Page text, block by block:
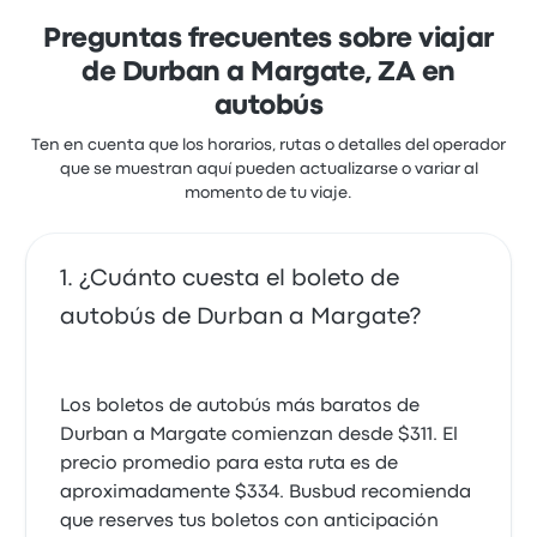
este viaje comienzan en $493
Preguntas frecuentes sobre viajar
de Durban a Margate, ZA en
autobús
Ten en cuenta que los horarios, rutas o detalles del operador
que se muestran aquí pueden actualizarse o variar al
momento de tu viaje.
¿Cuánto cuesta el boleto de
autobús de Durban a Margate?
Los boletos de autobús más baratos de
Durban a Margate comienzan desde $311. El
precio promedio para esta ruta es de
aproximadamente $334. Busbud recomienda
que reserves tus boletos con anticipación